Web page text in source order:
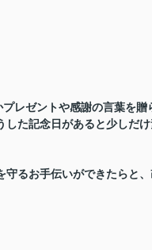
レゼントや感謝の言葉を贈
た記念日があると少しだけ
るお手伝いができたらと、